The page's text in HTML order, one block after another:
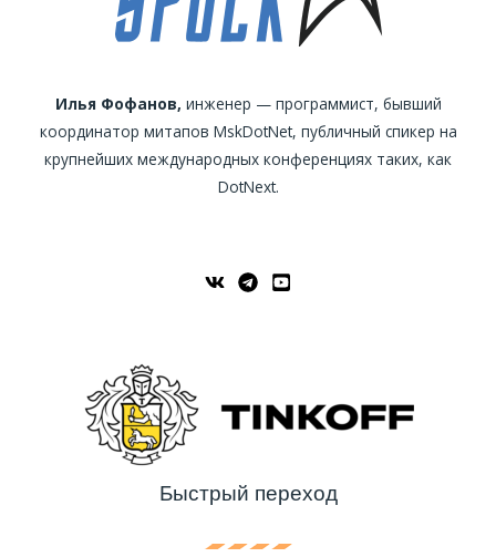
Илья Фофанов, инженер — программист, бывший
координатор митапов MskDotNet, публичный спикер на
крупнейших международных конференциях таких, как
DotNext.
Быстрый переход